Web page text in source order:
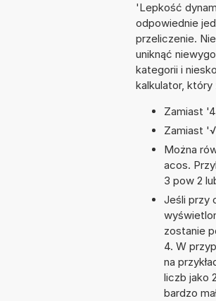
'Lepkość
odpowiednie
przeliczenie.
uniknąć
kategorii i
kalkulator, który
Zamiast
Zamiast
Można
acos.
3 pow 2
Jeśli przy
zostanie
4. W
na
liczb jako
bardzo